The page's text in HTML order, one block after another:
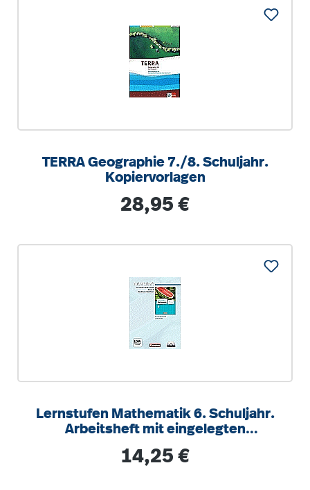
TERRA Geographie 7./8. Schuljahr.
Kopiervorlagen
Regulärer Preis:
28,95 €
Lernstufen Mathematik 6. Schuljahr.
Arbeitsheft mit eingelegten
Regulärer Preis:
14,25 €